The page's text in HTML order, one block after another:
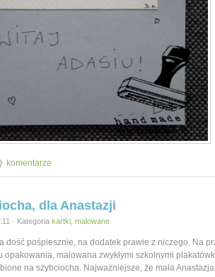
komentarze
dla Anastazji
· Kategoria kartki malowane
dość pośpiesznie, na dodatek prawie z niczego. Na
opakowania, malowana zwykłymi szkolnymi
na szybciocha. Najważniejsze, że mała